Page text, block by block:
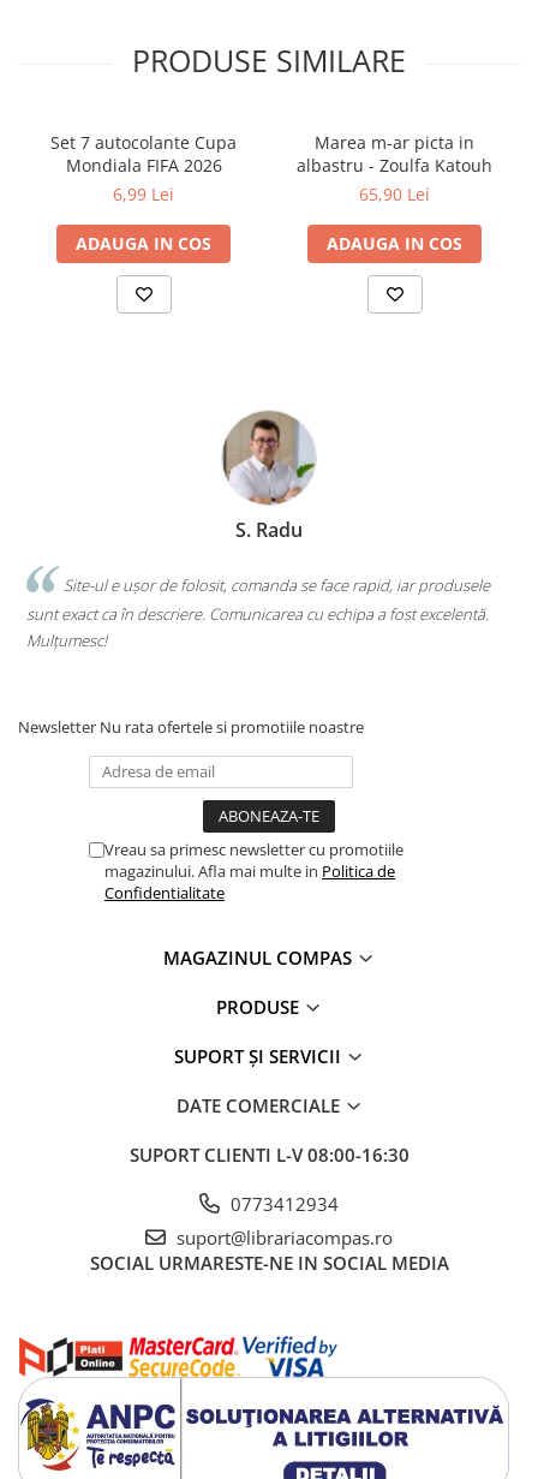
Hobby și activități pentru copii
Metoda Montessori
Culegeri și materiale auxiliare
Caiete de vacanță
Bibliografie școlară
Bibliografie didactică
Dicționare și gramatici
Clasici români și universali
Young adult
Science-fiction și fantasy
Ficțiune erotică
Poezie și teatru
Romane ilustrate
Dezvoltare personală și non-
Psihologie și dezvoltare personală
Biografii și memorii
Sănătate și stil de viață
Afaceri și economie
Religie și spiritualitate
Gastronomie și hobby
Dicționare și ghiduri de conversație
Papetărie și articole din hârtie
Planificare și agende
Agende datate
Agende nedatate
PRODUSE SIMILARE
Set 7 autocolante Cupa
Mondiala FIFA 2026
6,99 Lei
ADAUGA IN COS
Marea m-ar picta in
albastru - Zoulfa Katouh
65,90 Lei
ADAUGA IN COS
S. Radu
Site-ul e ușor de folosit, comanda se face rapid, iar produsele
sunt exact ca în descriere. Comunicarea cu echipa a fost excelentă.
Mulțumesc!
Newsletter Nu rata ofertele si promotiile noastre
Vreau sa primesc newsletter cu promotiile
magazinului. Afla mai multe in Politica de
Confidentialitate
MAGAZINUL COMPAS
PRODUSE
SUPORT ȘI SERVICII
DATE COMERCIALE
SUPORT CLIENTI L-V 08:00-16:30
0773412934
suport@librariacompas.ro
SOCIAL URMARESTE-NE IN SOCIAL MEDIA